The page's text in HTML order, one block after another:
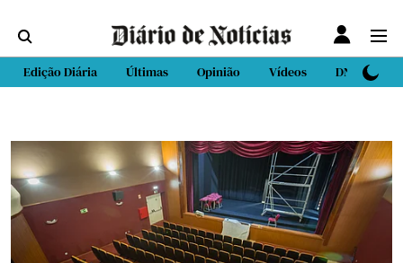
Edição Diária Últimas Opinião Vídeos DN Sport